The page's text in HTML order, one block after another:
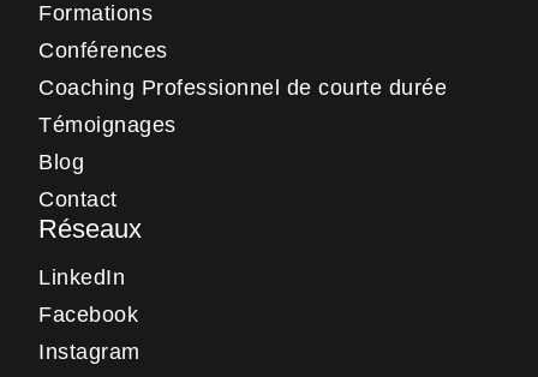
Formations
Conférences
Coaching Professionnel de courte durée
Témoignages
Blog
Contact
Réseaux
LinkedIn
Facebook
Instagram